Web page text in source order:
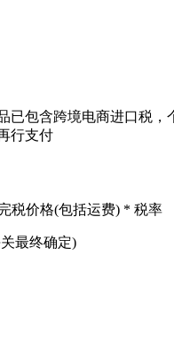
已包含跨境电商进口税，
行支付
税价格(包括运费) * 税率
最终确定)